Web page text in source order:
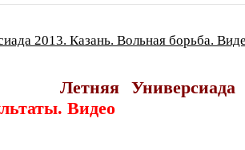
2013. Казань. Вольная борьба.
Летняя Универсиада
Видео